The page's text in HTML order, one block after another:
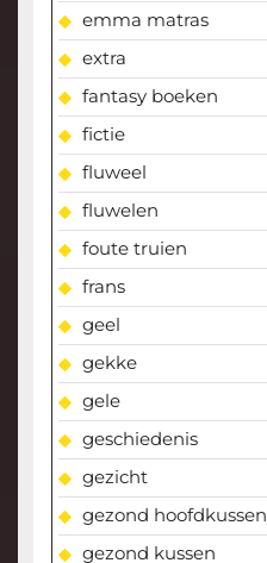
emma matras
extra
fantasy boeken
fictie
fluweel
fluwelen
foute truien
frans
geel
gekke
gele
geschiedenis
gezicht
gezond hoofdkussen
gezond kussen